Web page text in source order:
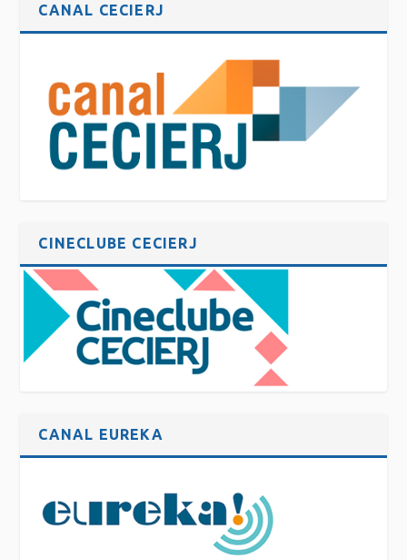
CANAL CECIERJ
CINECLUBE CECIERJ
CANAL EUREKA